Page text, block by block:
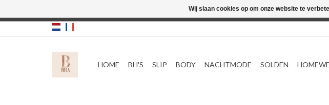
HOME BH'S SLIP BODY NACHTMODE SOLDEN
Wij slaan cookies op om onze website te
Webshop